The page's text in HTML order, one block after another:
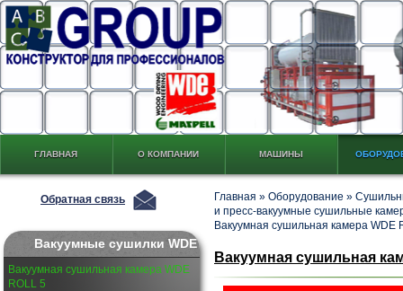
ГЛАВНАЯ О КОМПАНИИ МАШИНЫ
Обратная связь
Вакуумные сушилки WDE
Вакуумная сушильная камера WDE
ROLL 5
Главная » Оборудование »
и пресс-вакуумные сушильные
Вакуумная сушильная камера WDE
Вакуумная сушильная